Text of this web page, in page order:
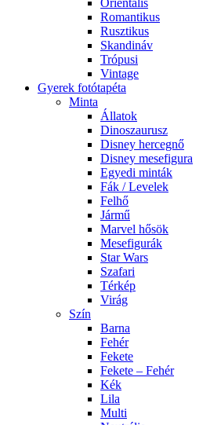
Orientális
Romantikus
Rusztikus
Skandináv
Trópusi
Vintage
Gyerek fotótapéta
Minta
Állatok
Dinoszaurusz
Disney hercegnő
Disney mesefigura
Egyedi minták
Fák / Levelek
Felhő
Jármű
Marvel hősök
Mesefigurák
Star Wars
Szafari
Térkép
Virág
Szín
Barna
Fehér
Fekete
Fekete – Fehér
Kék
Lila
Multi